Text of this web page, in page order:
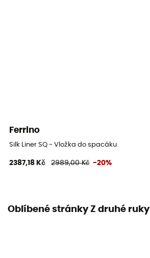
Ferrino
Silk Liner SQ - Vložka do spacáku
2387,18 Kč 2989,00 Kč -20%
Oblíbené stránky Z druhé ruky